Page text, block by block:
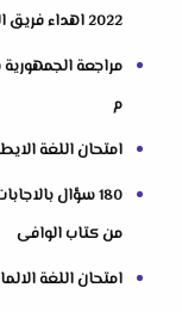
2022 اهداء فريق العمالقة Giants
م
امتحان اللغة
من كتاب الوافى
امتحان اللغة